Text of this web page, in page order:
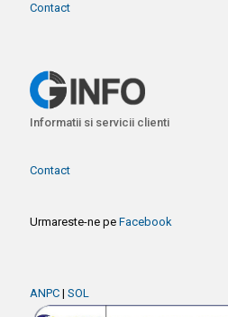
Contact
Informatii si servicii clienti
Contact
Urmareste-ne pe Facebook
ANPC | SOL